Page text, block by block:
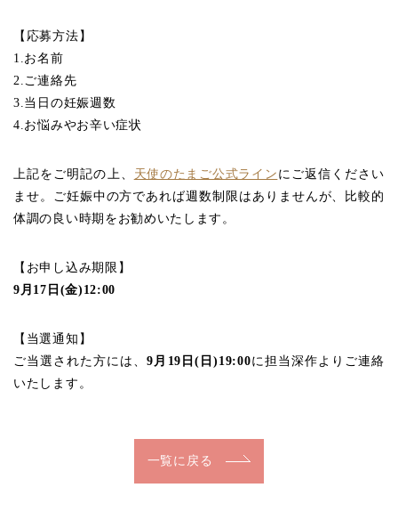
【応募方法】
1.お名前
2.ご連絡先
3.当日の妊娠週数
4.お悩みやお辛い症状
上記をご明記の上、 天使のたまご公式ライン にご返信ください
ませ。ご妊娠中の方であれば週数制限はありませんが、比較的
体調の良い時期をお勧めいたします。
【お申し込み期限】
9月17日(金)12:00
【当選通知】
ご当選された方には、9月19日(日)19:00に担当深作よりご連絡
いたします。
一覧に戻る